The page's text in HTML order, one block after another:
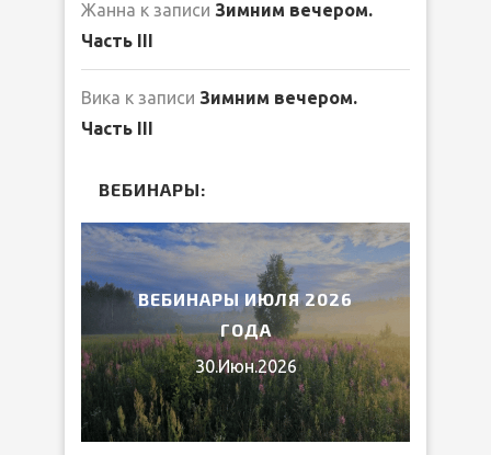
Жанна к записи Зимним вечером.
Часть III
Вика к записи Зимним вечером.
Часть III
ВЕБИНАРЫ:
ВЕБИНАРЫ ИЮЛЯ 2026
ГОДА
30.Июн.2026